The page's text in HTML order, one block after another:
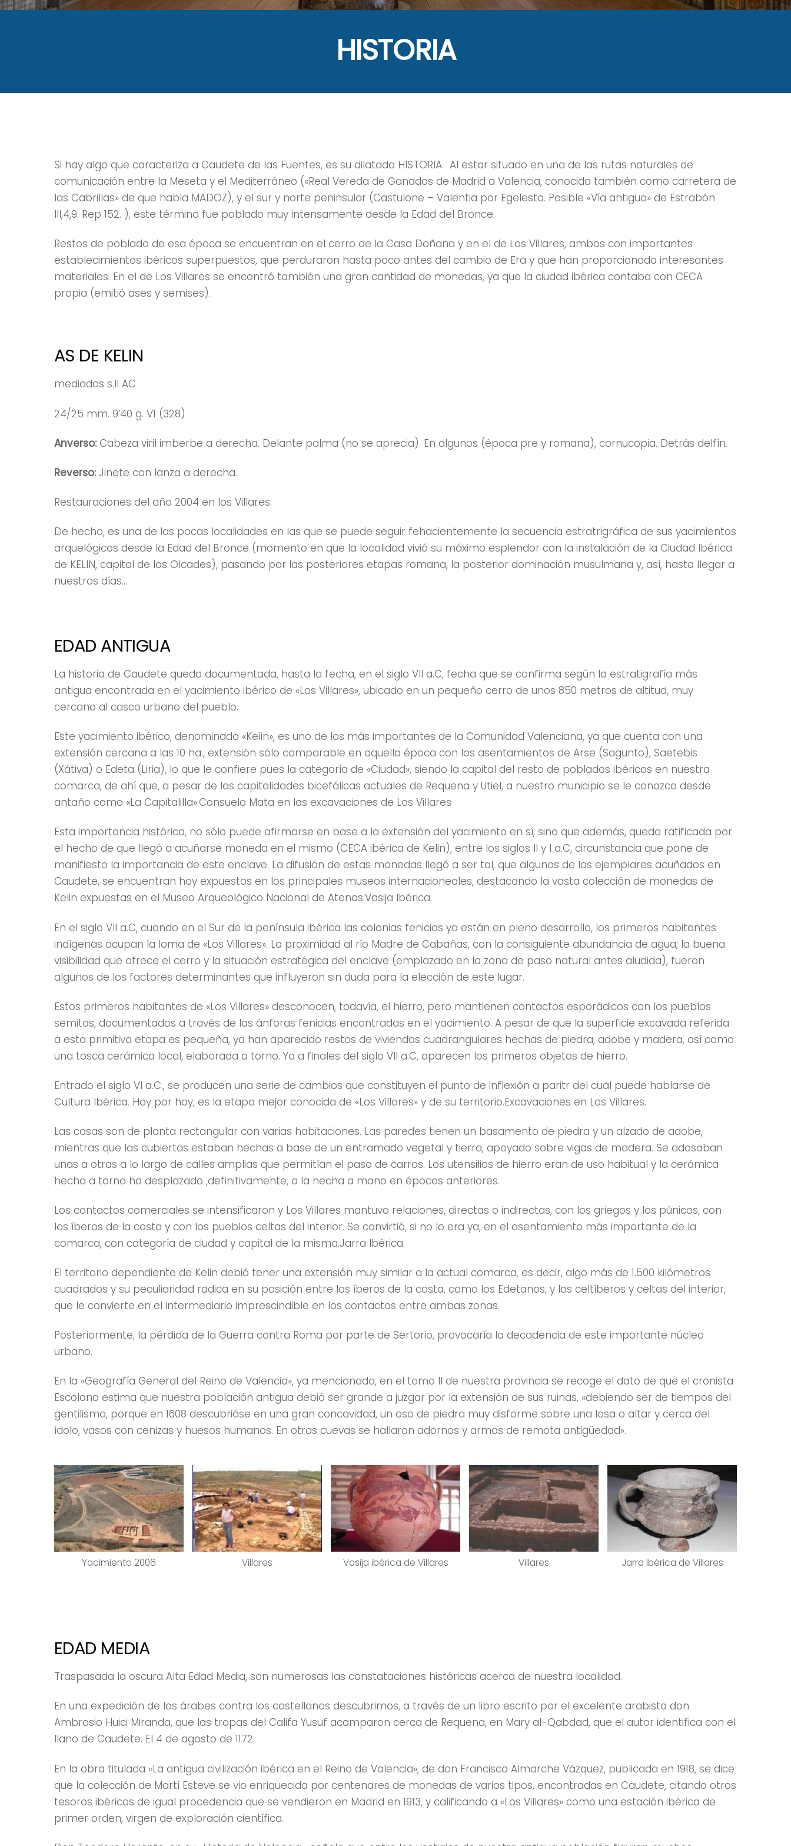
HISTORIA
Si hay algo que caracteriza a Caudete de las Fuentes, es su dilatada HISTORIA. Al estar situado en una de las rutas naturales de
comunicación entre la Meseta y el Mediterráneo («Real Vereda de Ganados de Madrid a Valencia, conocida también como carretera de
las Cabrillas» de que habla MADOZ), y el sur y norte peninsular (Castulone – Valentia por Egelesta. Posible «Vía antigua» de Estrabón
III,4,9. Rep 152. ), este término fue poblado muy intensamente desde la Edad del Bronce.
Restos de poblado de esa época se encuentran en el cerro de la Casa Doñana y en el de Los Villares, ambos con importantes
establecimientos ibéricos superpuestos, que perduraron hasta poco antes del cambio de Era y que han proporcionado interesantes
materiales. En el de Los Villares se encontró también una gran cantidad de monedas, ya que la ciudad ibérica contaba con CECA
propia (emitió ases y semises).
AS DE KELIN
mediados s.II AC
24/25 mm. 9’40 g. V1 (328)
Anverso:Cabeza viril imberbe a derecha. Delante palma (no se aprecia). En algunos (época pre y romana), cornucopia. Detrás delfín.
Reverso:Jinete con lanza a derecha.
Restauraciones del año 2004 en los Villares.
De hecho, es una de las pocas localidades en las que se puede seguir fehacientemente la secuencia estratrigráfica de sus yacimientos
arquelógicos desde la Edad del Bronce (momento en que la localidad vivió su máximo esplendor con la instalación de la Ciudad Ibérica
de KELIN, capital de los Olcades), pasando por las posteriores etapas romana, la posterior dominación musulmana y, así, hasta llegar a
nuestros días…
EDAD ANTIGUA
La historia de Caudete queda documentada, hasta la fecha, en el siglo VII a.C, fecha que se confirma según la estratigrafía más
antigua encontrada en el yacimiento ibérico de «Los Villares», ubicado en un pequeño cerro de unos 850 metros de altitud, muy
cercano al casco urbano del pueblo.
Este yacimiento ibérico, denominado «Kelin», es uno de los más importantes de la Comunidad Valenciana, ya que cuenta con una
extensión cercana a las 10 ha., extensión sólo comparable en aquella época con los asentamientos de Arse (Sagunto), Saetebis
(Xátiva) o Edeta (Liria), lo que le confiere pues la categoría de «Ciudad», siendo la capital del resto de poblados ibéricos en nuestra
comarca, de ahí que, a pesar de las capitalidades bicefálicas actuales de Requena y Utiel, a nuestro municipio se le conozca desde
antaño como «La Capitalilla».Consuelo Mata en las excavaciones de Los Villares
Esta importancia histórica, no sólo puede afirmarse en base a la extensión del yacimiento en sí, sino que además, queda ratificada por
el hecho de que llegó a acuñarse moneda en el mismo (CECA ibérica de Kelin), entre los siglos II y I a.C, circunstancia que pone de
manifiesto la importancia de este enclave. La difusión de estas monedas llegó a ser tal, que algunos de los ejemplares acuñados en
Caudete, se encuentran hoy expuestos en los principales museos internacioneales, destacando la vasta colección de monedas de
Kelin expuestas en el Museo Arqueológico Nacional de Atenas.Vasija Ibérica.
En el siglo VII a.C, cuando en el Sur de la península ibérica las colonias fenicias ya están en pleno desarrollo, los primeros habitantes
indígenas ocupan la loma de «Los Villares». La proximidad al río Madre de Cabañas, con la consiguiente abundancia de agua; la buena
visibilidad que ofrece el cerro y la situación estratégica del enclave (emplazado en la zona de paso natural antes aludida), fueron
algunos de los factores determinantes que influyeron sin duda para la elección de este lugar.
Estos primeros habitantes de «Los Villares» desconocen, todavía, el hierro, pero mantienen contactos esporádicos con los pueblos
semitas, documentados a través de las ánforas fenicias encontradas en el yacimiento. A pesar de que la superficie excavada referida
a esta primitiva etapa es pequeña, ya han aparecido restos de viviendas cuadrangulares hechas de piedra, adobe y madera, así como
una tosca cerámica local, elaborada a torno. Ya a finales del siglo VII a.C, aparecen los primeros objetos de hierro.
Entrado el siglo VI a.C., se producen una serie de cambios que constituyen el punto de inflexión a paritr del cual puede hablarse de
Cultura Ibérica. Hoy por hoy, es la etapa mejor conocida de «Los Villares» y de su territorio.Excavaciones en Los Villares.
Las casas son de planta rectangular con varias habitaciones. Las paredes tienen un basamento de piedra y un alzado de adobe,
mientras que las cubiertas estaban hechas a base de un entramado vegetal y tierra, apoyado sobre vigas de madera. Se adosaban
unas a otras a lo largo de calles amplias que permitían el paso de carros. Los utensilios de hierro eran de uso habitual y la cerámica
hecha a torno ha desplazado ,definitivamente, a la hecha a mano en épocas anteriores.
Los contactos comerciales se intensificaron y Los Villares mantuvo relaciones, directas o indirectas, con los griegos y los púnicos, con
los íberos de la costa y con los pueblos celtas del interior. Se convirtió, si no lo era ya, en el asentamiento más importante de la
comarca, con categoría de ciudad y capital de la misma.Jarra Ibérica.
El territorio dependiente de Kelin debió tener una extensión muy similar a la actual comarca, es decir, algo más de 1.500 kilómetros
cuadrados y su peculiaridad radica en su posición entre los íberos de la costa, como los Edetanos, y los celtíberos y celtas del interior,
que le convierte en el intermediario imprescindible en los contactos entre ambas zonas.
Posteriormente, la pérdida de la Guerra contra Roma por parte de Sertorio, provocaría la decadencia de este importante núcleo
urbano.
En la «Geografía General del Reino de Valencia», ya mencionada, en el tomo II de nuestra provincia se recoge el dato de que el cronista
Escolano estima que nuestra población antigua debió ser grande a juzgar por la extensión de sus ruinas, «debiendo ser de tiempos del
gentilismo, porque en 1608 descubrióse en una gran concavidad, un oso de piedra muy disforme sobre una losa o altar y cerca del
ídolo, vasos con cenizas y huesos humanos. En otras cuevas se hallaron adornos y armas de remota antigüedad».
Yacimiento 2006 Villares Vasija ibérica de Villares Villares Jarra Ibérica de Villares
EDAD MEDIA
Traspasada la oscura Alta Edad Media, son numerosas las constataciones históricas acerca de nuestra localidad.
En una expedición de los árabes contra los castellanos descubrimos, a través de un libro escrito por el excelente arabista don
Ambrosio Huici Miranda, que las tropas del Califa Yusuf acamparon cerca de Requena, en Mary al-Qabdad, que el autor identifica con el
llano de Caudete. El 4 de agosto de 1172.
En la obra titulada «La antigua civilización ibérica en el Reino de Valencia», de don Francisco Almarche Vázquez, publicada en 1918, se dice
que la colección de Martí Esteve se vio enriquecida por centenares de monedas de varios tipos, encontradas en Caudete, citando otros
tesoros ibéricos de igual procedencia que se vendieron en Madrid en 1913, y calificando a «Los Villares» como una estación ibérica de
primer orden, virgen de exploración científica.